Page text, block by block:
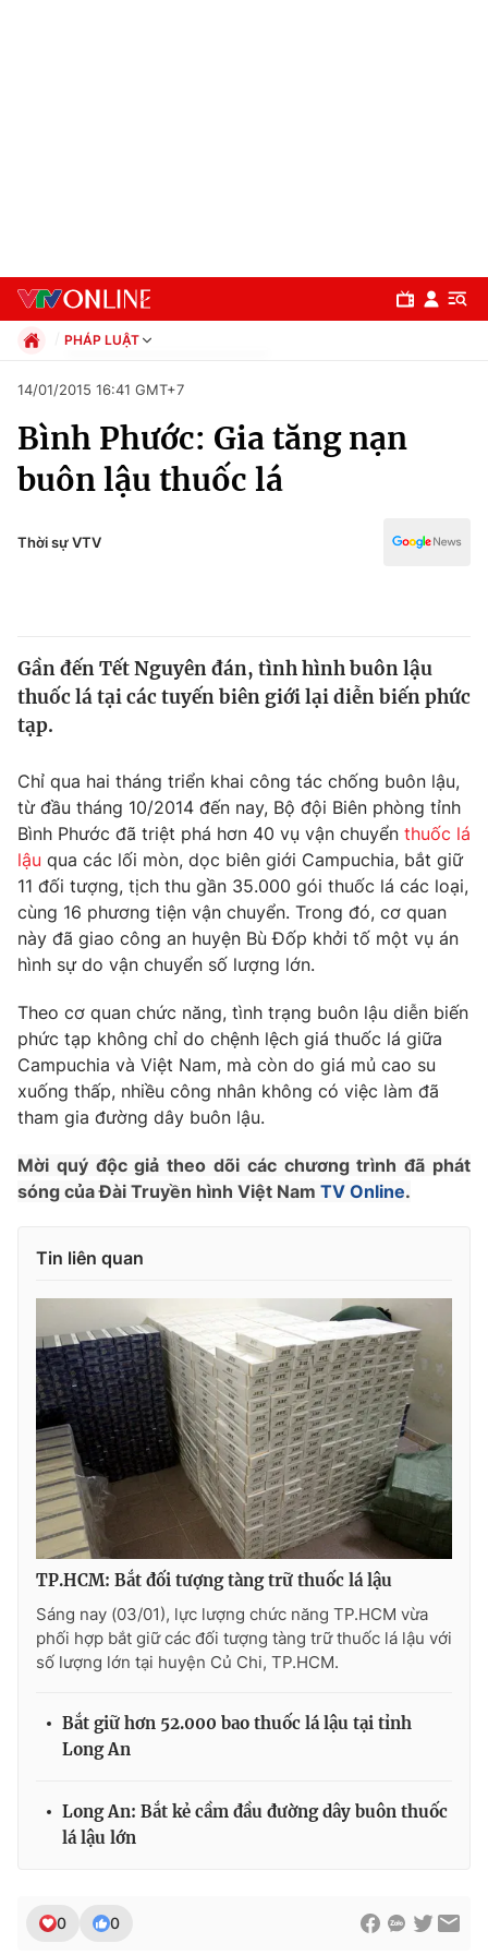
Chuyên mục
Chính trị
Xã hội
Y tế
Tin tức
Thế giới đó đây
Câu chuyện quốc tế
Kinh tế
Tài chính
Thị trường
Góc doanh nghiệp
Dữ liệu và đời sống
Truyền hình
Hậu trường
Nhân vật
Khán giả
Giải sao mai
Giải trí
Điện ảnh
Âm nhạc
Đời sống
Du lịch
Làm đẹp
Chất lượng cuộc sống
Giáo dục
Tuyển sinh
Công nghệ
Thị trường
Tư vấn
Giao lưu trực tuyến
Lịch phát sóng
Chuyên mục khác
Emagazine Podcast
Photo Infographic
Video Shorts video
VTV Money VTV Thể thao
Thị trường 24h
VTV4 Vươn mình bằng AI
Liên hệ tòa soạn
PHÁP LUẬT
Xã hội
Pháp luật
Thể thao
Văn hóa - Giải trí
Giáo dục
14/01/2015 16:41 GMT+7
Bình Phước: Gia tăng nạn
buôn lậu thuốc lá
Thời sự VTV
Gần đến Tết Nguyên đán, tình hình buôn lậu
thuốc lá tại các tuyến biên giới lại diễn biến phức
tạp.
Chỉ qua hai tháng triển khai công tác chống buôn lậu,
từ đầu tháng 10/2014 đến nay, Bộ đội Biên phòng tỉnh
Bình Phước đã triệt phá hơn 40 vụ vận chuyển thuốc lá
lậu qua các lối mòn, dọc biên giới Campuchia, bắt giữ
11 đối tượng, tịch thu gần 35.000 gói thuốc lá các loại,
cùng 16 phương tiện vận chuyển. Trong đó, cơ quan
này đã giao công an huyện Bù Đốp khởi tố một vụ án
hình sự do vận chuyển số lượng lớn.
Theo cơ quan chức năng, tình trạng buôn lậu diễn biến
phức tạp không chỉ do chệnh lệch giá thuốc lá giữa
Campuchia và Việt Nam, mà còn do giá mủ cao su
xuống thấp, nhiều công nhân không có việc làm đã
tham gia đường dây buôn lậu.
Mời quý độc giả theo dõi các chương trình đã phát
sóng của Đài Truyền hình Việt Nam TV Online.
Tin liên quan
TP.HCM: Bắt đối tượng tàng trữ thuốc lá lậu
Sáng nay (03/01), lực lượng chức năng TP.HCM vừa
phối hợp bắt giữ các đối tượng tàng trữ thuốc lá lậu với
số lượng lớn tại huyện Củ Chi, TP.HCM.
Bắt giữ hơn 52.000 bao thuốc lá lậu tại tỉnh
Long An
Long An: Bắt kẻ cầm đầu đường dây buôn thuốc
lá lậu lớn
0 0